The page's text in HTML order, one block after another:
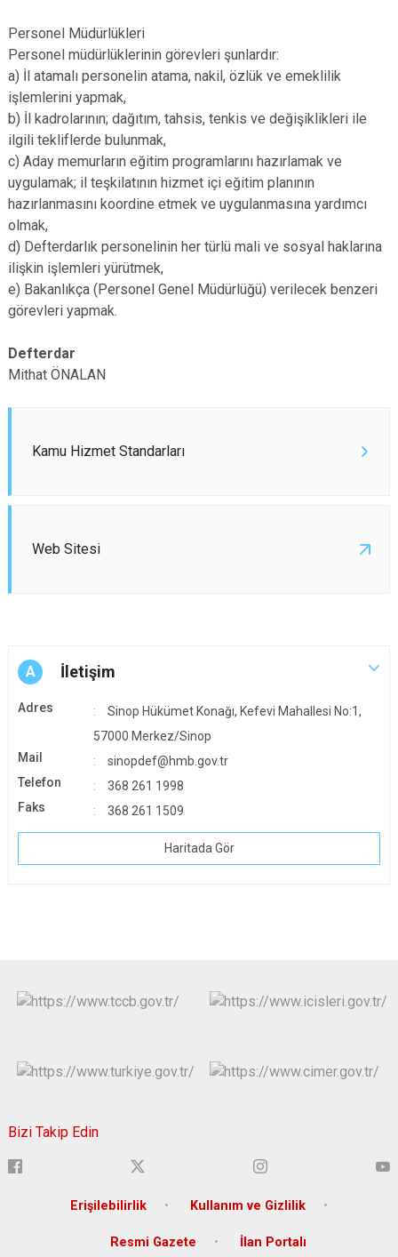
Personel Müdürlükleri
Personel müdürlüklerinin görevleri şunlardır:
a) İl atamalı personelin atama, nakil, özlük ve emeklilik
işlemlerini yapmak,
b) İl kadrolarının; dağıtım, tahsis, tenkis ve değişiklikleri ile
ilgili tekliflerde bulunmak,
c) Aday memurların eğitim programlarını hazırlamak ve
uygulamak; il teşkilatının hizmet içi eğitim planının
hazırlanmasını koordine etmek ve uygulanmasına yardımcı
olmak,
d) Defterdarlık personelinin her türlü mali ve sosyal haklarına
ilişkin işlemleri yürütmek,
e) Bakanlıkça (Personel Genel Müdürlüğü) verilecek benzeri
görevleri yapmak.
Defterdar
Mithat ÖNALAN
Kamu Hizmet Standarları
Web Sitesi
A İletişim
Adres
Sinop Hükümet Konağı, Kefevi Mahallesi No:1,
57000 Merkez/Sinop
Mail
sinopdef@hmb.gov.tr
Telefon
368 261 1998
Faks
368 261 1509
Haritada Gör
Bizi Takip Edin
Erişilebilirlik Kullanım ve Gizlilik
Resmi Gazete İlan Portalı